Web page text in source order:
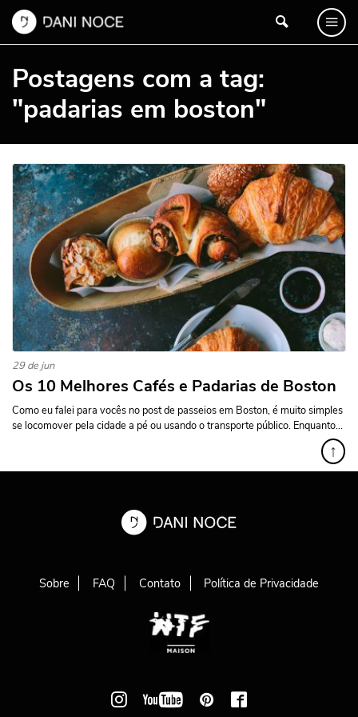
Postagens com a tag:
"padarias em boston"
29 de jun
Os 10 Melhores Cafés e Padarias de Boston
Como eu falei para vocês no post de passeios em Boston, é muito simples
se locomover pela cidade a pé ou usando o transporte público. Enquanto...
↑
Sobre FAQ Contato Política de Privacidade